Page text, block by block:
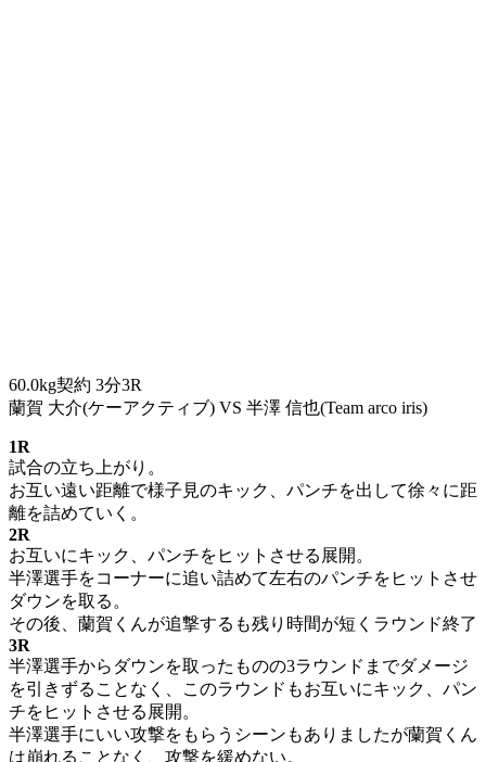
60.0kg契約 3分3R
蘭賀 大介(ケーアクティブ) VS 半澤 信也(Team arco iris)
1R
試合の立ち上がり。
お互い遠い距離で様子見のキック、パンチを出して徐々に距
離を詰めていく。
2R
お互いにキック、パンチをヒットさせる展開。
半澤選手をコーナーに追い詰めて左右のパンチをヒットさせ
ダウンを取る。
その後、蘭賀くんが追撃するも残り時間が短くラウンド終了
3R
半澤選手からダウンを取ったものの3ラウンドまでダメージ
を引きずることなく、このラウンドもお互いにキック、パン
チをヒットさせる展開。
半澤選手にいい攻撃をもらうシーンもありましたが蘭賀くん
は崩れることなく、攻撃を緩めない。